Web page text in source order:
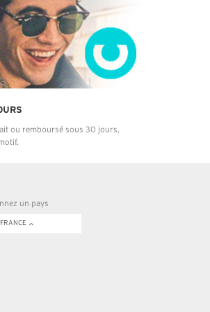
ou remboursé sous 30 jours,
un pays
FRANCE